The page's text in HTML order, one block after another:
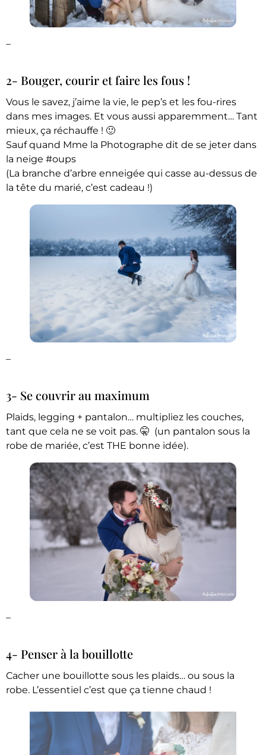
–
2- Bouger, courir et faire les fous !
Vous le savez, j’aime la vie, le pep’s et les fou-rires
dans mes images. Et vous aussi apparemment… Tant
mieux, ça réchauffe ! 🙂
Sauf quand Mme la Photographe dit de se jeter dans
la neige #oups
(La branche d’arbre enneigée qui casse au-dessus de
la tête du marié, c’est cadeau !)
–
3- Se couvrir au maximum
Plaids, legging + pantalon… multipliez les couches,
tant que cela ne se voit pas. 🤫 (un pantalon sous la
robe de mariée, c’est THE bonne idée).
–
4- Penser à la bouillotte
Cacher une bouillotte sous les plaids… ou sous la
robe. L’essentiel c’est que ça tienne chaud !